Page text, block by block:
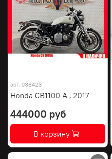
арт. 038423
Honda CB1100 A , 2017
444000 руб
В корзину